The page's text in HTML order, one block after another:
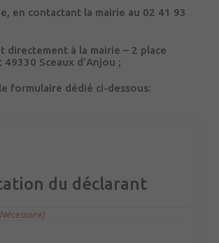
en contactant la mairie au 02 41 93
directement à la mairie – 2 place
Sceaux d’Anjou ;
formulaire dédié ci-dessous:
du déclarant